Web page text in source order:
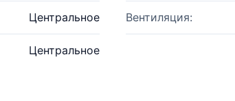
Центральное Вентиляция:
Центральное